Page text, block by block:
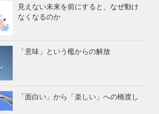
見えない未来を前にすると、なぜ動け
なくなるのか
「意味」という檻からの解放
「面白い」から「楽しい」への橋渡し